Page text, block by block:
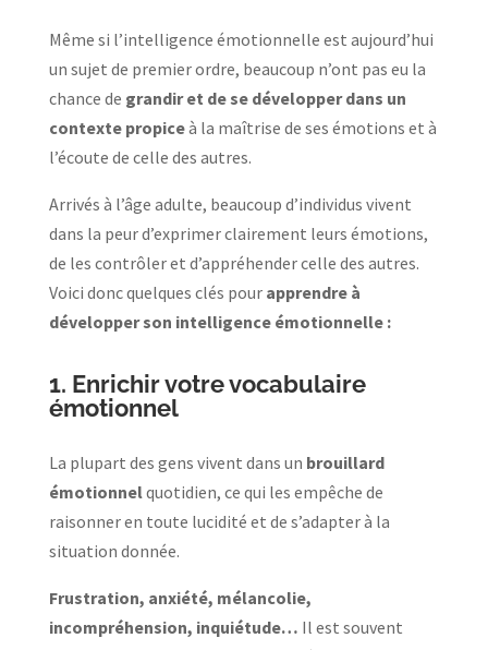
Même si l’intelligence émotionnelle est aujourd’hui
un sujet de premier ordre, beaucoup n’ont pas eu la
chance de grandir et de se développer dans un
contexte propiceà la maîtrise de ses émotions et à
l’écoute de celle des autres.
Arrivés à l’âge adulte, beaucoup d’individus vivent
dans la peur d’exprimer clairement leurs émotions,
de les contrôler et d’appréhender celle des autres.
Voici donc quelques clés pour apprendre à
développer son intelligence émotionnelle :
1. Enrichir votre vocabulaire
émotionnel
La plupart des gens vivent dans un brouillard
émotionnelquotidien, ce qui les empêche de
raisonner en toute lucidité et de s’adapter à la
situation donnée.
Frustration, anxiété, mélancolie,
incompréhension, inquiétude… Il est souvent